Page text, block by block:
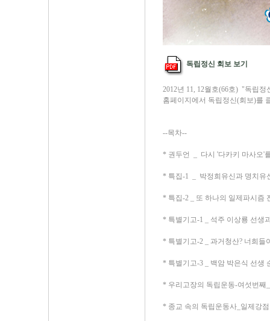
독립정신 회보 보기
2012년 11, 12월호(66호) "독립
홈페이지에서 독립정신(회보)를
--목차--
* 권두언 _ 다시 '다카키 마사오'
* 특집-1 _ 박정희유신과 명치유
* 특집-2 _ 또 하나의 일제파시즘
* 특별기고-1 _ 석주 이상룡 선생
* 특별기고-2 _ 과거청산? 너희들
* 특별기고-3 _ 백암 박은식 선생
* 우리고장의 독립운동-여섯번째
* 종교 속의 독립운동사_일제강